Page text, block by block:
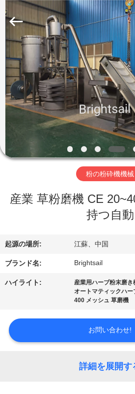
家
プ
ロ
ダ
ク
ビ
オ
つ
2020
2026
Jiangyin
Machinery
Co.,Ltd..
Rights
Reserved.
粉の粉砕機機械
産業 草粉磨機 CE
持つ自動
起源の場所: 江蘇、中国
ブランド名: Brightsail
ハイライト: 産業用ハーブ粉末磨き
オートマティックハー
400 メッシュ 草磨機
お問い合わせ!
詳細を展開す